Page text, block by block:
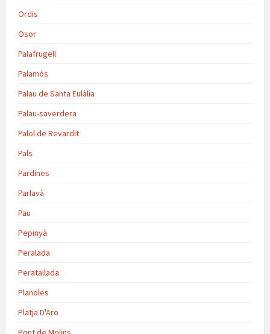
Ordis
Osor
Palafrugell
Palamós
Palau de Santa Eulàlia
Palau-saverdera
Palol de Revardit
Pals
Pardines
Parlavà
Pau
Pepinyà
Peralada
Peratallada
Planoles
Platja D'Aro